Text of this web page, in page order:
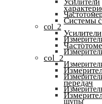
Усилители
col_2
щупы
Системы
Усилители
col_2
передач